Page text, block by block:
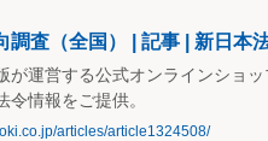
調査（全国） | 記事 | 新日本
が運営する公式オンラインショ
令情報をご提供。
articles/article1324508/